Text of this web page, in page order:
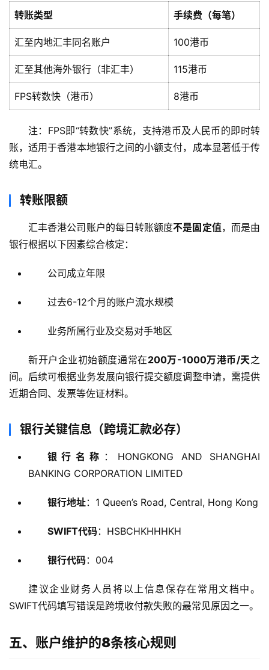
付
方
案
全
球
金
照
社
生
转账类型 手续费（每笔）
汇至内地汇丰同名账户 100港币
汇至其他海外银行（非汇丰） 115港币
FPS转数快（港币） 8港币
注：FPS即“转数快”系统，支持港币及人民币的即时转
账，适用于香港本地银行之间的小额支付，成本显著低于传
统电汇。
转账限额
汇丰香港公司账户的每日转账额度不是固定值，而是由
银行根据以下因素综合核定：
公司成立年限
过去6-12个月的账户流水规模
业务所属行业及交易对手地区
新开户企业初始额度通常在200万-1000万港币/天之
间。后续可根据业务发展向银行提交额度调整申请，需提供
近期合同、发票等佐证材料。
银行关键信息（跨境汇款必存）
银行名称 ：HONGKONG AND SHANGHAI
BANKING CORPORATION LIMITED
银行地址：1 Queen’s Road, Central, Hong Kong
SWIFT代码：HSBCHKHHHKH
银行代码：004
建议企业财务人员将以上信息保存在常用文档中。
SWIFT代码填写错误是跨境收付款失败的最常见原因之一。
五、账户维护的8条核心规则